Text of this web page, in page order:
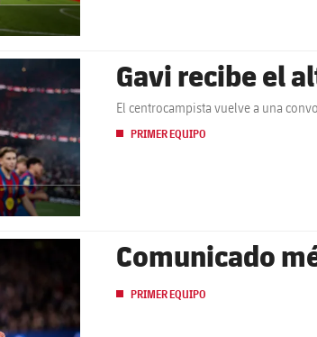
Gavi recibe el
El centrocampista vuelve a una
PRIMER EQUIPO
Comunicado
PRIMER EQUIPO